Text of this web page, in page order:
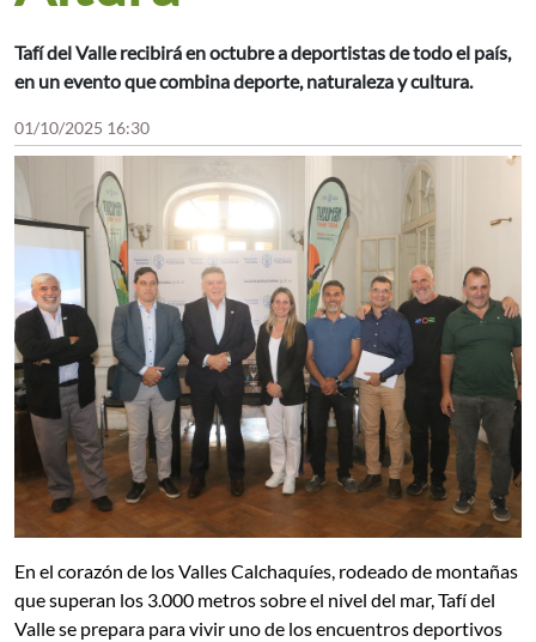
Tafí del Valle recibirá en octubre a deportistas de todo el país,
en un evento que combina deporte, naturaleza y cultura.
01/10/2025 16:30
En el corazón de los Valles Calchaquíes, rodeado de montañas
que superan los 3.000 metros sobre el nivel del mar, Tafí del
Valle se prepara para vivir uno de los encuentros deportivos